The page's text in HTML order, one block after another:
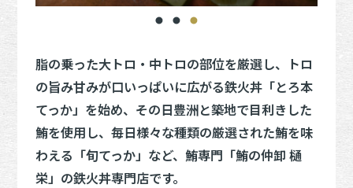
脂の乗った大トロ・中トロの部位を厳選し、トロ
の旨み甘みが口いっぱいに広がる鉄火丼「とろ本
てっか」を始め、その日豊洲と築地で目利きした
鮪を使用し、毎日様々な種類の厳選された鮪を味
わえる「旬てっか」など、鮪専門「鮪の仲卸 樋
栄」の鉄火丼専門店です。